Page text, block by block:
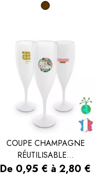
Marron
COUPE CHAMPAGNE
RÉUTILISABLE...
Prix
De 0,95 € à 2,80 €